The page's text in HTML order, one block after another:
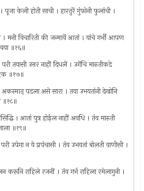
केली होती साची । हारतुरें गुंफोनी फुलांची ।
। मनी विचारिती की जन्मावें आतां । यांचे गर्भी आपण
॥१६॥
तयासी उत्तर नाहीं दिधलें । उगेंचि मारुतीकडे
॥१७॥
अकस्मात् पडला असे सारा । तया उभयतांनी देखोनि
॥१८॥
। आतां पुत्र होईल नाहीं अवधि । तंव मारुती
॥१९॥
उपेगा न ये प्रपंचासी । तंव उभयतां बोलती वाणीसी ।
करूनि राहिले रजनीं । तंव गर्भ राहिला रमेलागुनी ।